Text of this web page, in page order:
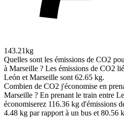
143.21kg
Quelles sont les émissions de CO2
à Marseille ? Les émissions de CO2
León et Marseille sont 62.65 kg.
Combien de CO2 j'économise en
Marseille ? En prenant le train entre
économiserez 116.36 kg d'émissions
4.48 kg par rapport à un bus et 80.56